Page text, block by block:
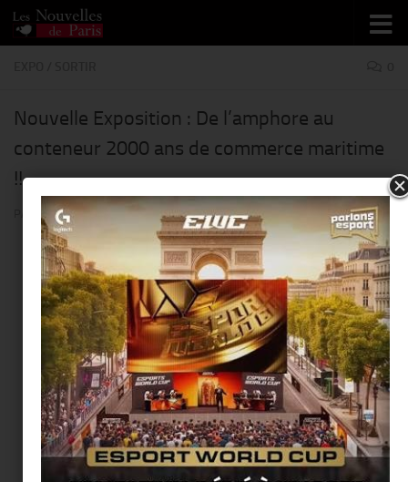
Skip to content
Nouvelle Exposition : De l’amphore au
conteneur 2000 ans de commerce maritime
!!
THIERRY KER · PUBLIÉ27 JUIN 2014· MIS À JOUR27 JUIN 2014